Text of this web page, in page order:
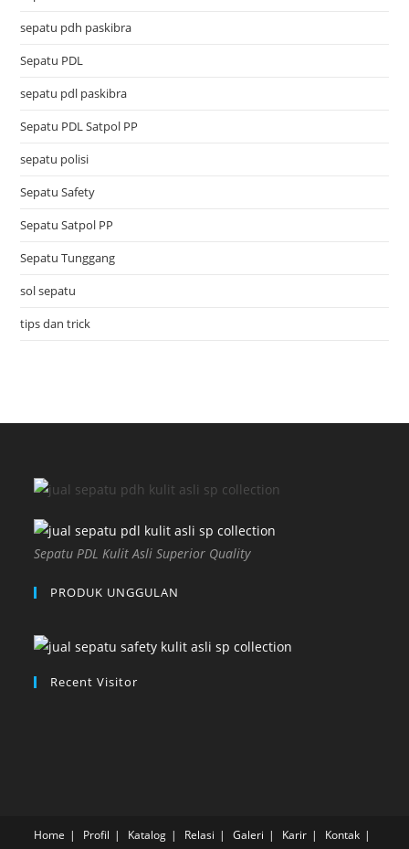
sepatu pdh paskibra
Sepatu PDL
sepatu pdl paskibra
Sepatu PDL Satpol PP
sepatu polisi
Sepatu Safety
Sepatu Satpol PP
Sepatu Tunggang
sol sepatu
tips dan trick
Sepatu PDL Kulit Asli Superior Quality
PRODUK UNGGULAN
Recent Visitor
Home Profil Katalog Relasi Galeri Karir
Kontak